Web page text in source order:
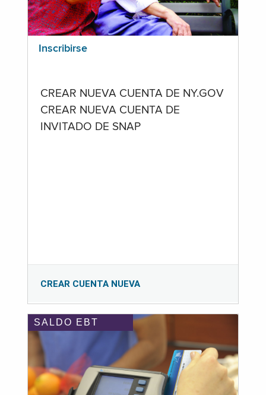
Inscribirse
CREAR NUEVA CUENTA DE NY.GOV
CREAR NUEVA CUENTA DE
INVITADO DE SNAP
CREAR CUENTA NUEVA
SALDO EBT